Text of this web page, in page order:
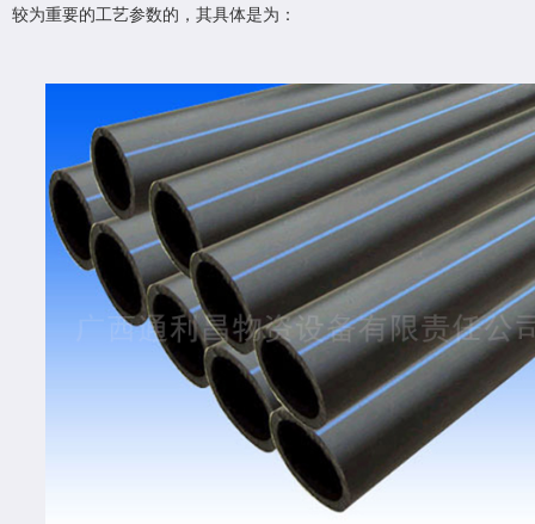
较为重要的工艺参数的，其具体是为：